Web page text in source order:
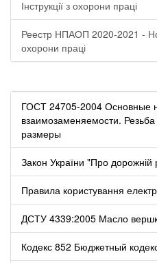
Інструкції з охорони праці
Реестр НПАОП 2020-2021 -
охорони праці
ГОСТ 24705-2004 Основные
взаимозаменяемости.
размеры
Закон України "Про дорожній
Правила користування
ДСТУ 4339:2005 Масло
Кодекс 852 Бюджетный